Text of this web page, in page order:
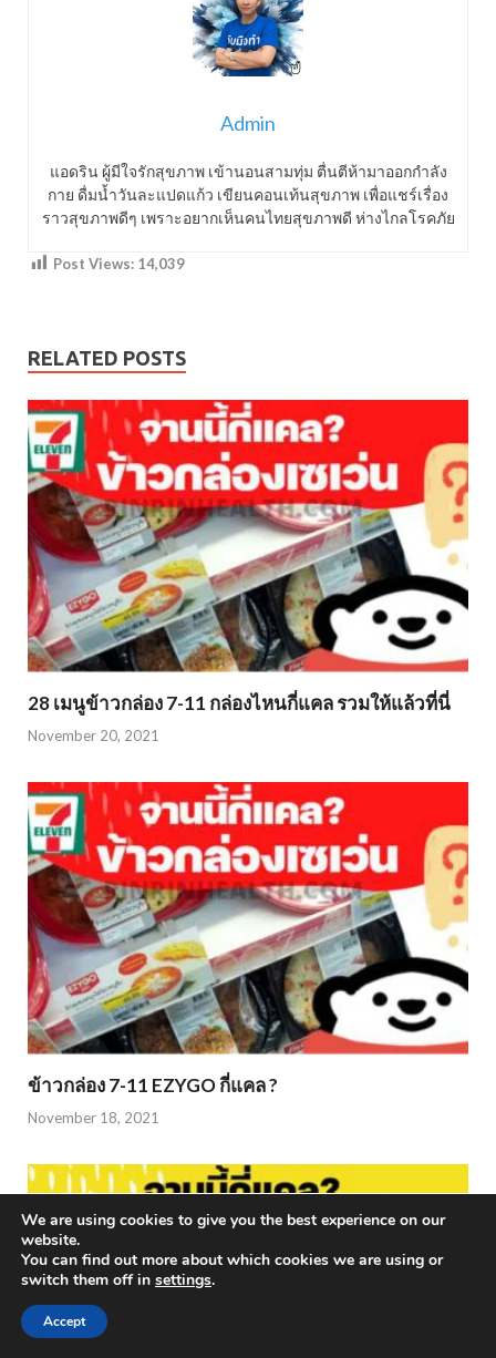
Admin
แอดริน ผู้มีใจรักสุขภาพ เข้านอนสามทุ่ม ตื่นตีห้ามาออกกำลัง
กาย ดื่มน้ำวันละแปดแก้ว เขียนคอนเท้นสุขภาพ เพื่อแชร์เรื่อง
ราวสุขภาพดีๆ เพราะอยากเห็นคนไทยสุขภาพดี ห่างไกลโรคภัย
Post Views: 14,039
RELATED POSTS
28 เมนูข้าวกล่อง 7-11 กล่องไหนกี่แคล รวมให้แล้วที่นี่
November 20, 2021
ข้าวกล่อง 7-11 EZYGO กี่แคล ?
November 18, 2021
We are using cookies to give you the best experience on our
website.
You can find out more about which cookies we are using or
switch them off in settings.
Accept